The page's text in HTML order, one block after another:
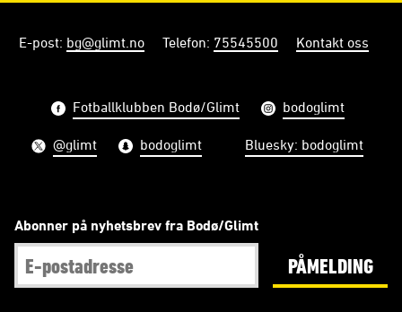
E-post: bg@glimt.no Telefon: 75545500 Kontakt oss
Fotballklubben Bodø/Glimt bodoglimt
@glimt bodoglimt Bluesky: bodoglimt
Abonner på nyhetsbrev fra Bodø/Glimt
PÅMELDING